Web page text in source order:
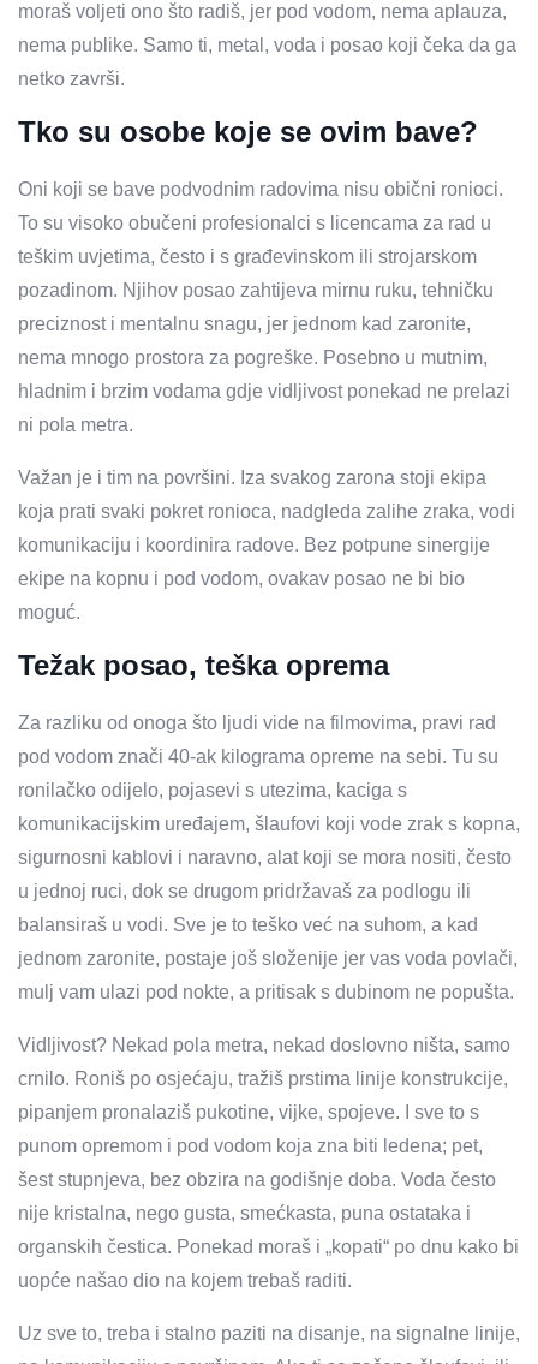
moraš voljeti ono što radiš, jer pod vodom, nema aplauza,
nema publike. Samo ti, metal, voda i posao koji čeka da ga
netko završi.
Tko su osobe koje se ovim bave?
Oni koji se bave podvodnim radovima nisu obični ronioci.
To su visoko obučeni profesionalci s licencama za rad u
teškim uvjetima, često i s građevinskom ili strojarskom
pozadinom. Njihov posao zahtijeva mirnu ruku, tehničku
preciznost i mentalnu snagu, jer jednom kad zaronite,
nema mnogo prostora za pogreške. Posebno u mutnim,
hladnim i brzim vodama gdje vidljivost ponekad ne prelazi
ni pola metra.
Važan je i tim na površini. Iza svakog zarona stoji ekipa
koja prati svaki pokret ronioca, nadgleda zalihe zraka, vodi
komunikaciju i koordinira radove. Bez potpune sinergije
ekipe na kopnu i pod vodom, ovakav posao ne bi bio
moguć.
Težak posao, teška oprema
Za razliku od onoga što ljudi vide na filmovima, pravi rad
pod vodom znači 40-ak kilograma opreme na sebi. Tu su
ronilačko odijelo, pojasevi s utezima, kaciga s
komunikacijskim uređajem, šlaufovi koji vode zrak s kopna,
sigurnosni kablovi i naravno, alat koji se mora nositi, često
u jednoj ruci, dok se drugom pridržavaš za podlogu ili
balansiraš u vodi. Sve je to teško već na suhom, a kad
jednom zaronite, postaje još složenije jer vas voda povlači,
mulj vam ulazi pod nokte, a pritisak s dubinom ne popušta.
Vidljivost? Nekad pola metra, nekad doslovno ništa, samo
crnilo. Roniš po osjećaju, tražiš prstima linije konstrukcije,
pipanjem pronalaziš pukotine, vijke, spojeve. I sve to s
punom opremom i pod vodom koja zna biti ledena; pet,
šest stupnjeva, bez obzira na godišnje doba. Voda često
nije kristalna, nego gusta, smećkasta, puna ostataka i
organskih čestica. Ponekad moraš i „kopati“ po dnu kako bi
uopće našao dio na kojem trebaš raditi.
Uz sve to, treba i stalno paziti na disanje, na signalne linije,